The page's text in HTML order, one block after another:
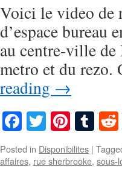
Voici le video de
d’espace bureau
au centre-ville
metro et du
reading →
Facebook
Twitter
Posted in Disponibilites |
affaires, rue sherbrooke, sous-